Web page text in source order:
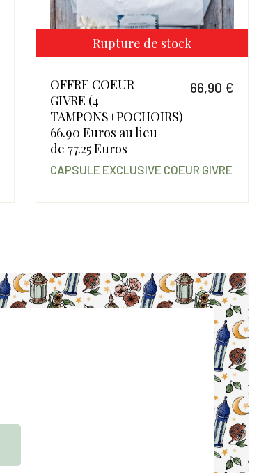
Rupture de stock
OFFRE COEUR
GIVRE (4
TAMPONS+POCHOIRS)
66.90 Euros au lieu
de 77.25 Euros
66,90 €
CAPSULE EXCLUSIVE COEUR GIVRE